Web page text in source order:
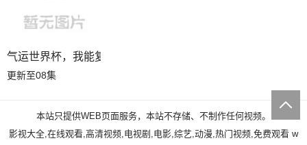
气运世界杯，我能复制所有球星技能
更新至08集
本站只提供WEB页面服务，本站不存储、不制作任何视频。
影视大全,在线观看,高清视频,电视剧,电影,综艺,动漫,热门视频,免费观看 w